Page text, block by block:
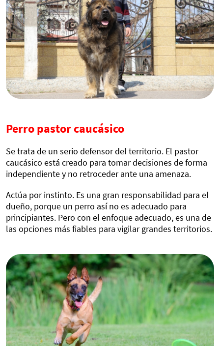
Perro pastor caucásico
Se trata de un serio defensor del territorio. El pastor
caucásico está creado para tomar decisiones de forma
independiente y no retroceder ante una amenaza.
Actúa por instinto. Es una gran responsabilidad para el
dueño, porque un perro así no es adecuado para
principiantes. Pero con el enfoque adecuado, es una de
las opciones más fiables para vigilar grandes territorios.